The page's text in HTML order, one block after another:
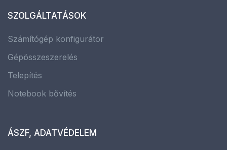
SZOLGÁLTATÁSOK
Számítógép konfigurátor
Gépösszeszerelés
Telepítés
Notebook bővítés
ÁSZF, ADATVÉDELEM